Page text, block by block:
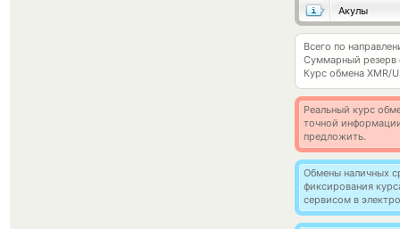
Акулы
Всего по
Суммарный резерв
Курс обмена XMR/
Реальный курс
точной
предложить.
Обмены наличных
фиксирования
сервисом в